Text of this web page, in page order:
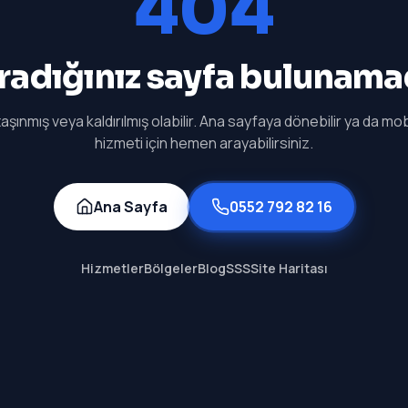
sayfa
veya kaldırılmış olabilir. Ana sayfaya dönebilir ya da
hizmeti için hemen arayabilirsiniz.
Ana Sayfa 0552 792 82 16
HizmetlerBölgelerBlogSSSSite Haritası